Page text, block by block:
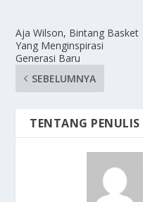
Aja Wilson, Bintang Basket
Yang Menginspirasi
Generasi Baru
SEBELUMNYA
TENTANG PENULIS